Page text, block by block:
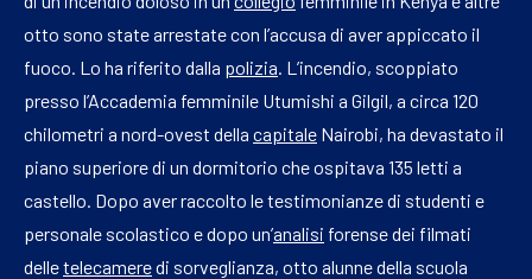
otto sono state arrestate con l’accusa di aver appiccato il
fuoco. Lo ha riferito dalla polizia. L’incendio, scoppiato
presso l’Accademia femminile Utumishi a Gilgil, a circa 120
chilometri a nord-ovest della capitale Nairobi, ha devastato il
piano superiore di un dormitorio che ospitava 135 letti a
castello. Dopo aver raccolto le testimonianze di studenti e
personale scolastico e dopo un’analisi forense dei filmati
delletelecameredi sorveglianza, otto alunne della scuola